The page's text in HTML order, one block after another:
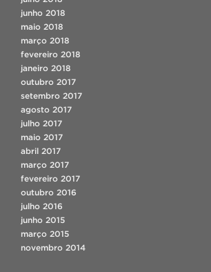
junho 2018
maio 2018
março 2018
fevereiro 2018
janeiro 2018
outubro 2017
setembro 2017
agosto 2017
julho 2017
maio 2017
abril 2017
março 2017
fevereiro 2017
outubro 2016
julho 2016
junho 2015
março 2015
novembro 2014